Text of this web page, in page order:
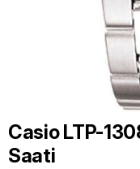
Casio LTP-
Saati